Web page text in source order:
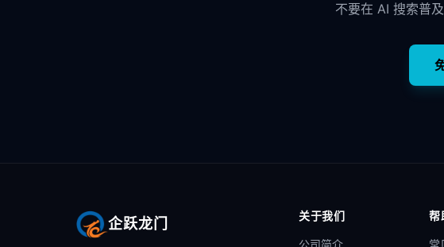
不要在 AI 搜索普
企跃龙门 关于我们
公司简介
帮
常